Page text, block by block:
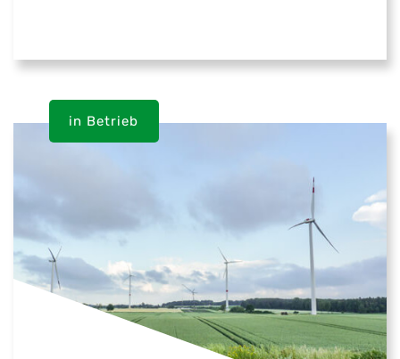
in Betrieb